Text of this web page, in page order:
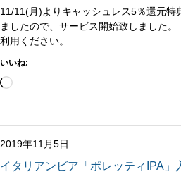
11/11(月)よりキャッシュレス5％還元特
ましたので、サービス開始致しました
利用ください。
いいね:
読
み
中…
2019年11月5日
イタリアンビア「ポレッティIPA」